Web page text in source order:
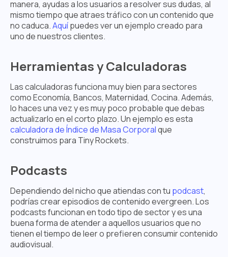
manera, ayudas a los usuarios a resolver sus dudas, al
mismo tiempo que atraes tráfico con un contenido que
no caduca.Aquípuedes ver un ejemplo creado para
uno de nuestros clientes.
Herramientas y Calculadoras
Las calculadoras funciona muy bien para sectores
como Economía, Bancos, Maternidad, Cocina. Además,
lo haces una vez y es muy poco probable que debas
actualizarlo en el corto plazo. Un ejemplo es esta
calculadora de Índice de Masa Corporalque
construimos para Tiny Rockets.
Podcasts
Dependiendo del nicho que atiendas con tu podcast,
podrías crear episodios de contenido evergreen. Los
podcasts funcionan en todo tipo de sector y es una
buena forma de atender a aquellos usuarios que no
tienen el tiempo de leer o prefieren consumir contenido
audiovisual.